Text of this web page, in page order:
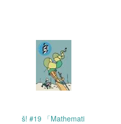
š! #19 「Mathemati